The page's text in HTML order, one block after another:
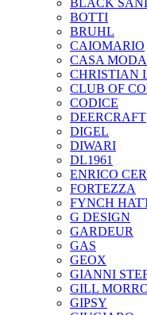
BOTTI
BRUHL
CAIOMARIO
CASA MODA
CHRISTIAN
CLUB OF
CODICE
DEERCRAFT
DIGEL
DIWARI
DL1961
ENRICO
FORTEZZA
FYNCH
G DESIGN
GARDEUR
GAS
GEOX
GIANNI
GILL
GIPSY